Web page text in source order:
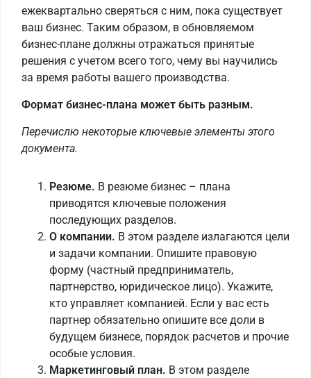
ежеквартально сверяться с ним, пока существует
ваш бизнес. Таким образом, в обновляемом
бизнес-плане должны отражаться принятые
решения с учетом всего того, чему вы научились
за время работы вашего производства.
Формат бизнес-плана может быть разным.
Перечислю некоторые ключевые элементы этого
документа.
Резюме. В резюме бизнес – плана
приводятся ключевые положения
последующих разделов.
О компании. В этом разделе излагаются цели
и задачи компании. Опишите правовую
форму (частный предприниматель,
партнерство, юридическое лицо). Укажите,
кто управляет компанией. Если у вас есть
партнер обязательно опишите все доли в
будущем бизнесе, порядок расчетов и прочие
особые условия.
Маркетинговый план. В этом разделе